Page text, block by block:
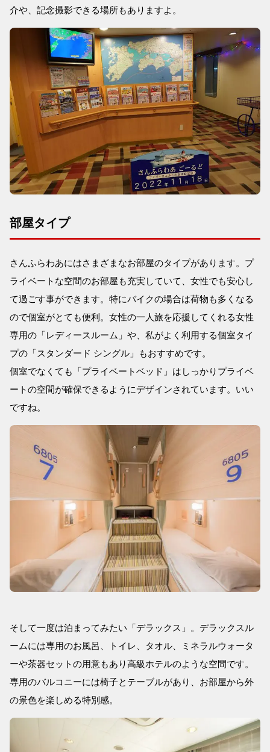
介や、記念撮影できる場所もありますよ。
部屋タイプ
さんふらわあにはさまざまなお部屋のタイプがあります。プ
ライベートな空間のお部屋も充実していて、女性でも安心し
て過ごす事ができます。特にバイクの場合は荷物も多くなる
ので個室がとても便利。女性の一人旅を応援してくれる女性
専用の「レディースルーム」や、私がよく利用する個室タイ
プの「スタンダード シングル」もおすすめです。
個室でなくても「プライベートベッド」はしっかりプライベ
ートの空間が確保できるようにデザインされています。いい
ですね。
そして一度は泊まってみたい「デラックス」。デラックスル
ームには専用のお風呂、トイレ、タオル、ミネラルウォータ
ーや茶器セットの用意もあり高級ホテルのような空間です。
専用のバルコニーには椅子とテーブルがあり、お部屋から外
の景色を楽しめる特別感。